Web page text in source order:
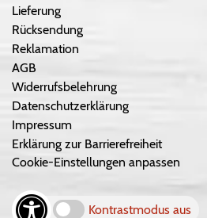
Lieferung
Rücksendung
Reklamation
AGB
Widerrufsbelehrung
Datenschutzerklärung
Impressum
Erklärung zur Barrierefreiheit
Cookie-Einstellungen anpassen
Kontrastmodus aus